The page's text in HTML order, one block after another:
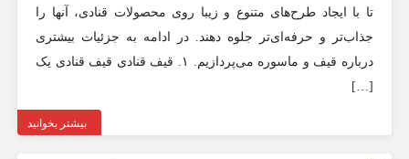
تا با ایجاد طرح‌های متنوع و زیبا روی محصولات قنادی، آنها را
جذاب‌تر و حرفه‌ای‌تر جلوه دهند. در ادامه به جزئیات بیشتری
درباره قیف و ماسوره می‌پردازیم. ۱. قیف قنادی قیف قنادی یک
[…]
بیشتر بخوانید